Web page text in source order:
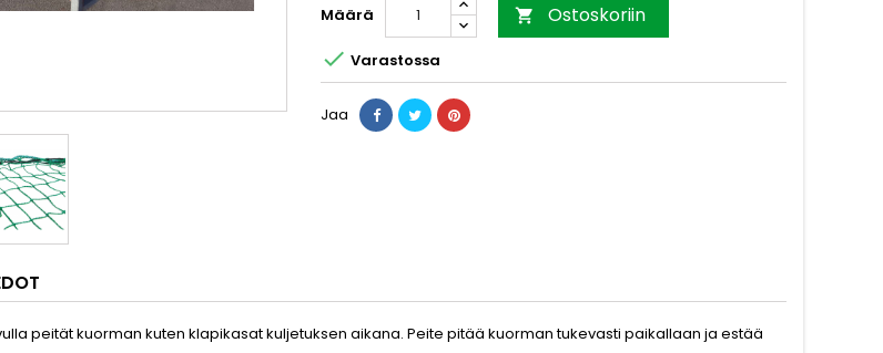
Määrä  Ostoskoriin
 Varastossa
Jaa
peität kuorman kuten klapikasat kuljetuksen aikana. Peite pitää kuorman tukevasti paikallaan ja estää